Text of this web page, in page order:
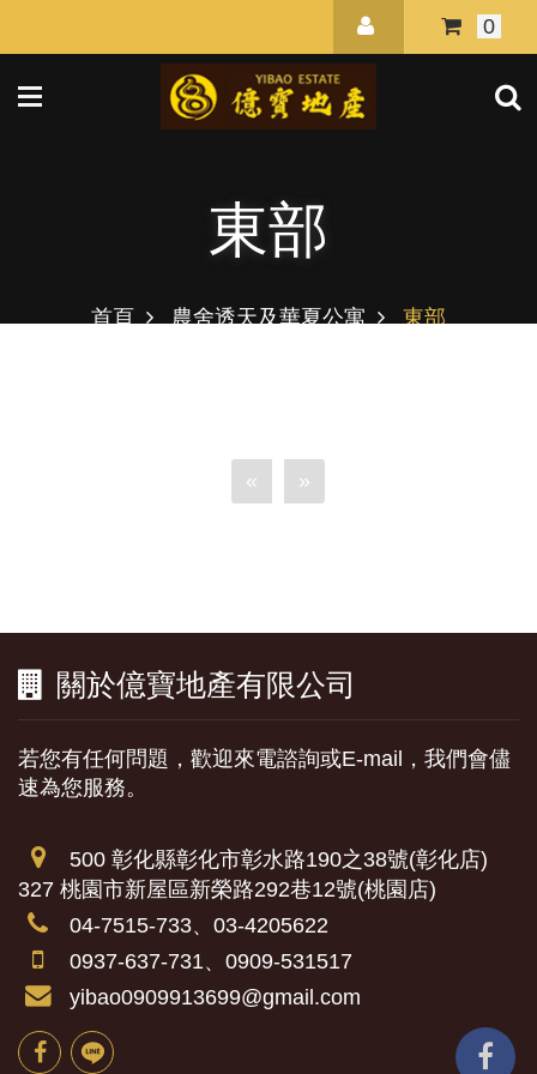
0
東部
首頁 農舍透天及華夏公寓 東部
« »
關於億寶地產有限公司
若您有任何問題，歡迎來電諮詢或E-mail，我們會儘
速為您服務。
500 彰化縣彰化市彰水路190之38號(彰化店)
327 桃園市新屋區新榮路292巷12號(桃園店)
04-7515-733、03-4205622
0937-637-731、0909-531517
yibao0909913699@gmail.com